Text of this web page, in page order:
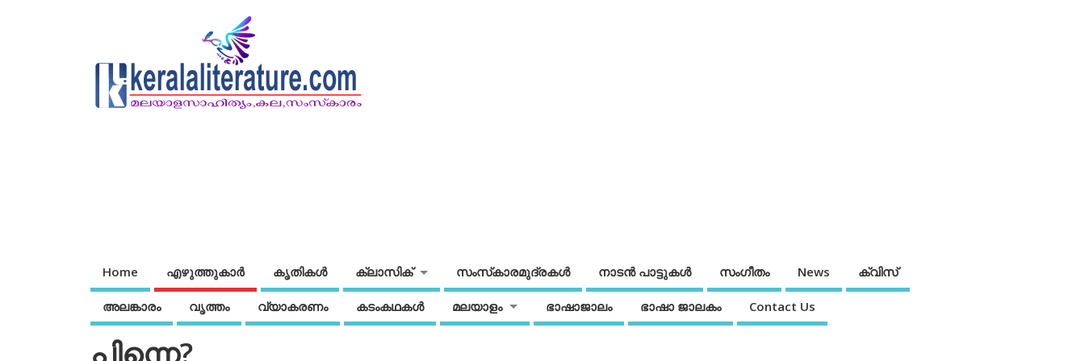
Home എഴുത്തുകാര്‍ കൃതികൾ ക്ലാസിക് സംസ്‌കാരമുദ്രകള്‍ നാടന്‍ പാട്ടുകള്‍ സംഗീതം News ക്വിസ്
അലങ്കാരം വൃത്തം വ്യാകരണം കടംകഥകള്‍ മലയാളം ഭാഷാജാലം ഭാഷാ ജാലകം Contact Us